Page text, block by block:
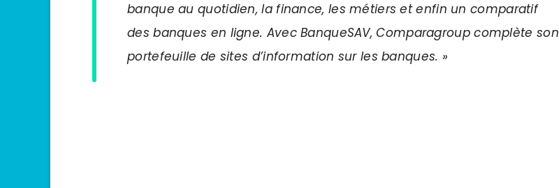
banque au quotidien, la finance, les métiers et enfin un comparatif
des banques en ligne. Avec BanqueSAV, Comparagroup complète son
portefeuille de sites d’information sur les banques. »